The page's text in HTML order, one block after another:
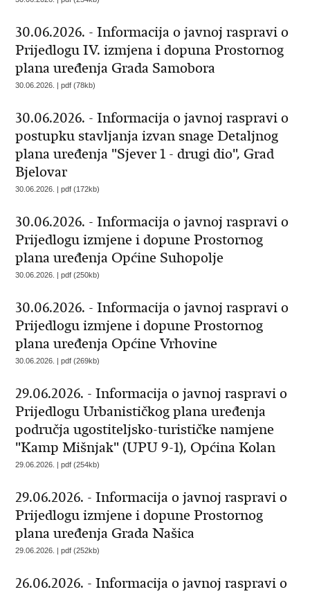
30.06.2026. - Informacija o javnoj raspravi o
Prijedlogu IV. izmjena i dopuna Prostornog
plana uređenja Grada Samobora
30.06.2026. | pdf (78kb)
30.06.2026. - Informacija o javnoj raspravi o
postupku stavljanja izvan snage Detaljnog
plana uređenja "Sjever 1 - drugi dio", Grad
Bjelovar
30.06.2026. | pdf (172kb)
30.06.2026. - Informacija o javnoj raspravi o
Prijedlogu izmjene i dopune Prostornog
plana uređenja Općine Suhopolje
30.06.2026. | pdf (250kb)
30.06.2026. - Informacija o javnoj raspravi o
Prijedlogu izmjene i dopune Prostornog
plana uređenja Općine Vrhovine
30.06.2026. | pdf (269kb)
29.06.2026. - Informacija o javnoj raspravi o
Prijedlogu Urbanističkog plana uređenja
područja ugostiteljsko-turističke namjene
"Kamp Mišnjak" (UPU 9-1), Općina Kolan
29.06.2026. | pdf (254kb)
29.06.2026. - Informacija o javnoj raspravi o
Prijedlogu izmjene i dopune Prostornog
plana uređenja Grada Našica
29.06.2026. | pdf (252kb)
26.06.2026. - Informacija o javnoj raspravi o